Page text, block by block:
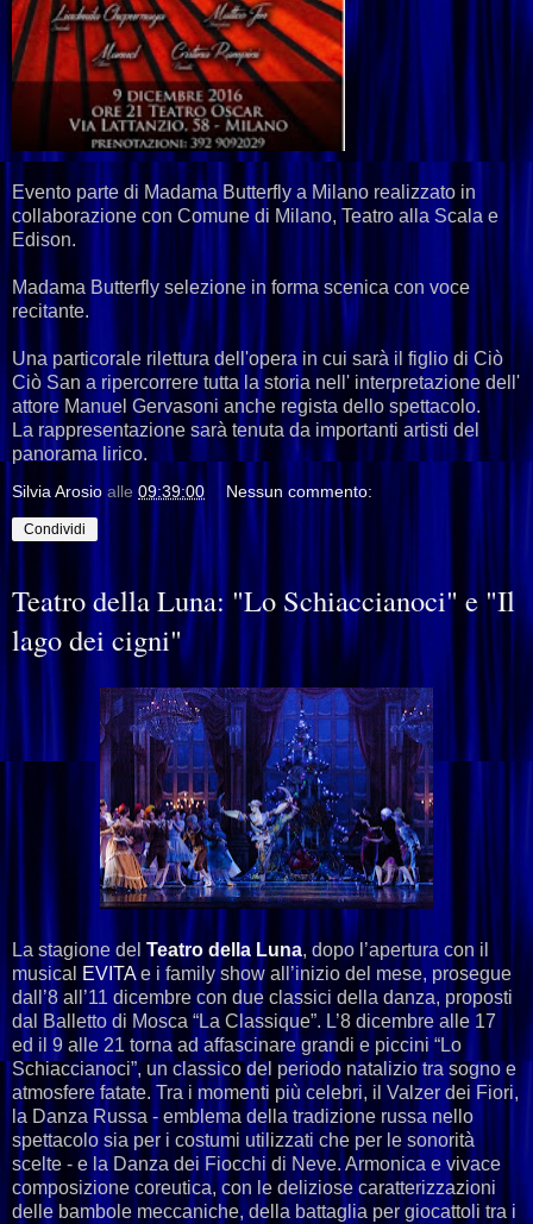
Evento parte di Madama Butterfly a Milano realizzato in
collaborazione con Comune di Milano, Teatro alla Scala e
Edison.
Madama Butterfly selezione in forma scenica con voce
recitante.
Una particorale rilettura dell'opera in cui sarà il figlio di Ciò
Ciò San a ripercorrere tutta la storia nell' interpretazione dell'
attore Manuel Gervasoni anche regista dello spettacolo.
La rappresentazione sarà tenuta da importanti artisti del
panorama lirico.
Silvia Arosio alle 09:39:00 Nessun commento:
Condividi
Teatro della Luna: "Lo Schiaccianoci" e "Il
lago dei cigni"
La stagione del Teatro della Luna, dopo l’apertura con il
musical
EVITAe i family show all’inizio del mese, prosegue
dall’8 all’11 dicembre con due classici della danza, proposti
dal Balletto di Mosca “La Classique”. L’8 dicembre alle 17
ed il 9 alle 21 torna ad affascinare grandi e piccini “Lo
Schiaccianoci”, un classico del periodo natalizio tra sogno e
atmosfere fatate. Tra i momenti più celebri, il Valzer dei Fiori,
la Danza Russa - emblema della tradizione russa nello
spettacolo sia per i costumi utilizzati che per le sonorità
scelte - e la Danza dei Fiocchi di Neve. Armonica e vivace
composizione coreutica, con le deliziose caratterizzazioni
delle bambole meccaniche, della battaglia per giocattoli tra i